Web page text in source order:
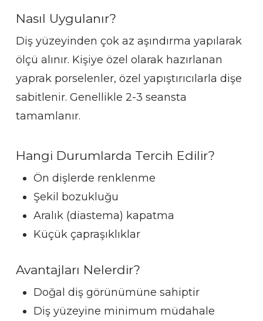
Nasıl Uygulanır?
Diş yüzeyinden çok az aşındırma yapılarak
ölçü alınır. Kişiye özel olarak hazırlanan
yaprak porselenler, özel yapıştırıcılarla dişe
sabitlenir. Genellikle 2-3 seansta
tamamlanır.
Hangi Durumlarda Tercih Edilir?
Ön dişlerde renklenme
Şekil bozukluğu
Aralık (diastema) kapatma
Küçük çapraşıklıklar
Avantajları Nelerdir?
Doğal diş görünümüne sahiptir
Diş yüzeyine minimum müdahale